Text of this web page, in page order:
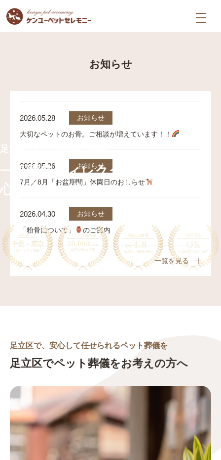
足立区のペット火葬・葬儀
一級葬祭ディレクターによる、
心を込めた総合セレモニー霊園。
お知らせ
2026.05.28 お知らせ
大切なペットのお骨。ご相談が増えています！！
2026.05.26 お知らせ
7月／8月「お盆期間」休園日のおしらせ‍
2026.04.30 お知らせ
「粉骨について」 のご案内
一覧を見る
足立区で、安心して任せられるペット葬儀を
足立区でペット葬儀をお考えの方へ